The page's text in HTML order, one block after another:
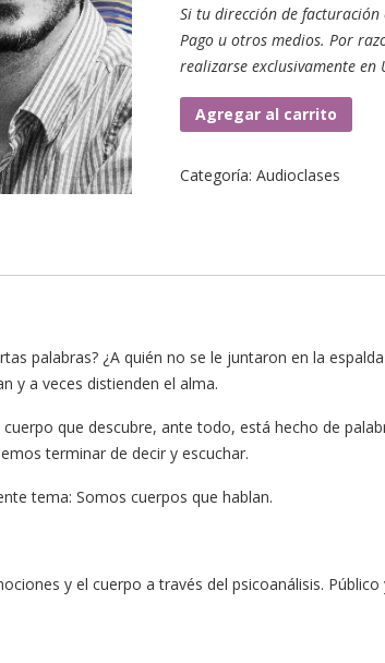
Si tu dirección de
Pago u otros medios. Por
realizarse exclusivamente en
Clase
1.
cuerpos
Agregar al carrito
Categoría:Audioclases
palabras? ¿A quién no se le juntaron en la
y a veces distienden el alma.
que descubre, ante todo, está hecho de
terminar de decir y escuchar.
tema: Somos cuerpos que hablan.
y el cuerpo a través del psicoanálisis.